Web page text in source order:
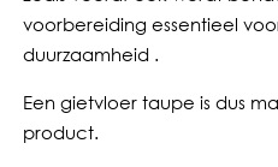
voorbereiding essentieel
duurzaamheid .
Een gietvloer taupe is dus
product.